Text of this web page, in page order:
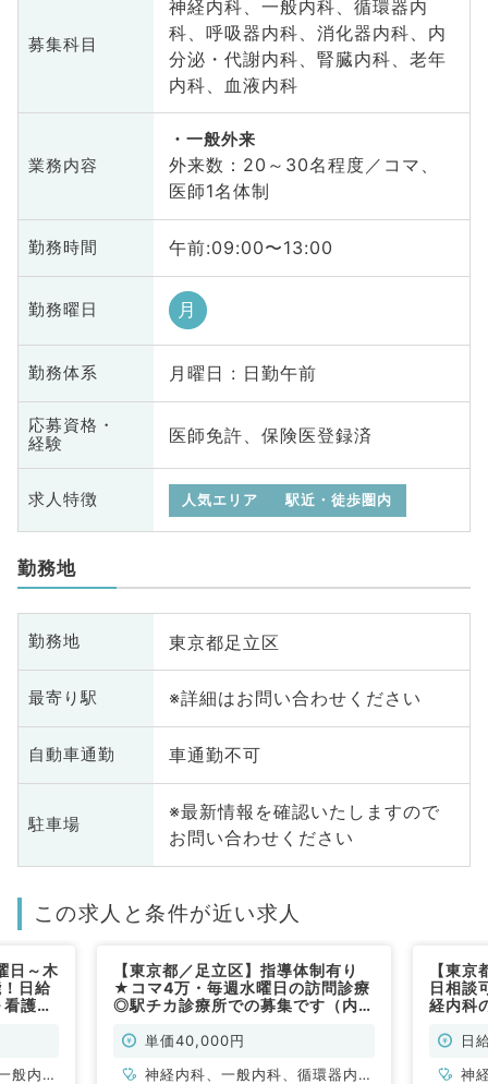
募集科目
神経内科、一般内科、循環器内
科、呼吸器内科、消化器内科、内
分泌・代謝内科、腎臓内科、老年
内科、血液内科
業務内容
一般外来
外来数：20～30名程度／コマ、
医師1名体制
勤務時間 午前:09:00〜13:00
勤務曜日 月
勤務体系 月曜日 : 日勤午前
応募資格・
経験
医師免許、保険医登録済
求人特徴 人気エリア 駅近・徒歩圏内
勤務地
勤務地 東京都足立区
最寄り駅 ※詳細はお問い合わせください
自動車通勤 車通勤不可
駐車場
※最新情報を確認いたしますので
お問い合わせください
この求人と条件が近い求人
日～木
日給
護
般内
【東京都／足立区】指導体制有り
★コマ4万・毎週水曜日の訪問診療
◎駅チカ診療所での募集です（内科
単価40,000円
神経内科、一般内科、循環器内
【東
日相談
経内科
日
神